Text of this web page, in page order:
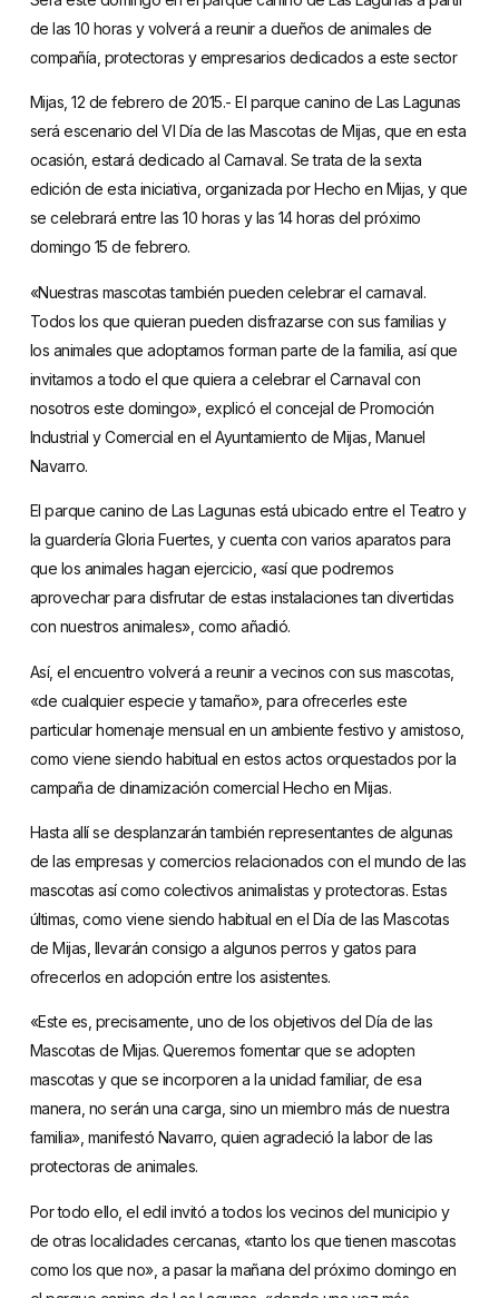
de las 10 horas y volverá a reunir a dueños de animales de
compañía, protectoras y empresarios dedicados a este sector
Mijas, 12 de febrero de 2015.- El parque canino de Las Lagunas
será escenario del VI Día de las Mascotas de Mijas, que en esta
ocasión, estará dedicado al Carnaval. Se trata de la sexta
edición de esta iniciativa, organizada por Hecho en Mijas, y que
se celebrará entre las 10 horas y las 14 horas del próximo
domingo 15 de febrero.
«Nuestras mascotas también pueden celebrar el carnaval.
Todos los que quieran pueden disfrazarse con sus familias y
los animales que adoptamos forman parte de la familia, así que
invitamos a todo el que quiera a celebrar el Carnaval con
nosotros este domingo», explicó el concejal de Promoción
Industrial y Comercial en el Ayuntamiento de Mijas, Manuel
Navarro.
El parque canino de Las Lagunas está ubicado entre el Teatro y
la guardería Gloria Fuertes, y cuenta con varios aparatos para
que los animales hagan ejercicio, «así que podremos
aprovechar para disfrutar de estas instalaciones tan divertidas
con nuestros animales», como añadió.
Así, el encuentro volverá a reunir a vecinos con sus mascotas,
«de cualquier especie y tamaño», para ofrecerles este
particular homenaje mensual en un ambiente festivo y amistoso,
como viene siendo habitual en estos actos orquestados por la
campaña de dinamización comercial Hecho en Mijas.
Hasta allí se desplanzarán también representantes de algunas
de las empresas y comercios relacionados con el mundo de las
mascotas así como colectivos animalistas y protectoras. Estas
últimas, como viene siendo habitual en el Día de las Mascotas
de Mijas, llevarán consigo a algunos perros y gatos para
ofrecerlos en adopción entre los asistentes.
«Este es, precisamente, uno de los objetivos del Día de las
Mascotas de Mijas. Queremos fomentar que se adopten
mascotas y que se incorporen a la unidad familiar, de esa
manera, no serán una carga, sino un miembro más de nuestra
familia», manifestó Navarro, quien agradeció la labor de las
protectoras de animales.
Por todo ello, el edil invitó a todos los vecinos del municipio y
de otras localidades cercanas, «tanto los que tienen mascotas
como los que no», a pasar la mañana del próximo domingo en